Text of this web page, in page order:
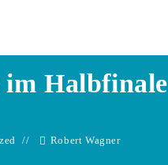
Halbfinale
Robert Wagner